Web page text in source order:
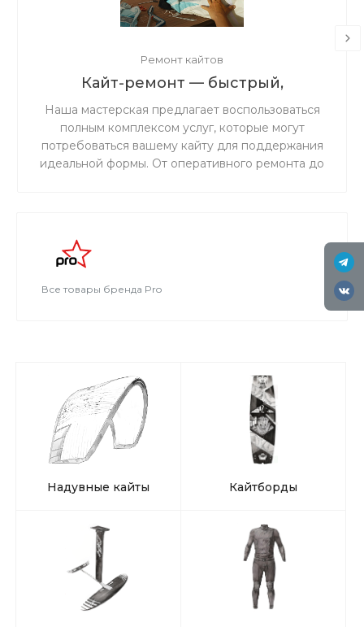
Ремонт кайтов
Кайт-ремонт — быстрый,
надёжный, с душой.
Наша мастерская предлагает воспользоваться
полным комплексом услуг, которые могут
потребоваться вашему кайту для поддержания
идеальной формы. От оперативного ремонта до
Все товары бренда Pro
Надувные кайты Кайтборды